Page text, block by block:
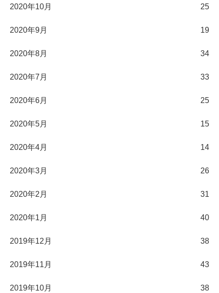
2020年10月 25
2020年9月 19
2020年8月 34
2020年7月 33
2020年6月 25
2020年5月 15
2020年4月 14
2020年3月 26
2020年2月 31
2020年1月 40
2019年12月 38
2019年11月 43
2019年10月 38